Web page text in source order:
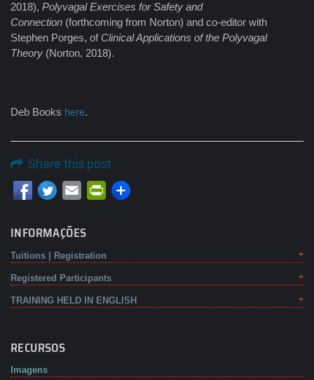
2018), Polyvagal Exercises for Safety and
Connection (forthcoming from Norton) and co-editor with
Stephen Porges, of Clinical Applications of the Polyvagal
Theory (Norton, 2018).
Deb Books here.
Share this post
Email PrintFriendly
INFORMAÇÕES
Tuitions | Registration
Registered Participants
TRAINING HELD IN ENGLISH
RECURSOS
Imagens